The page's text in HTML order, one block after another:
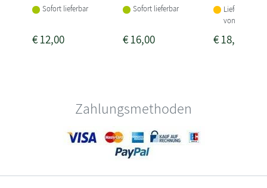
Sofort lieferbar
€12,00
Sofort lieferbar
€16,00
Lieferbar
von 3-4
€18,00
Zahlungsmethoden